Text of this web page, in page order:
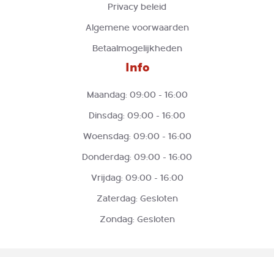
Privacy beleid
Algemene voorwaarden
Betaalmogelijkheden
Info
Maandag: 09:00 - 16:00
Dinsdag: 09:00 - 16:00
Woensdag: 09:00 - 16:00
Donderdag: 09:00 - 16:00
Vrijdag: 09:00 - 16:00
Zaterdag: Gesloten
Zondag: Gesloten